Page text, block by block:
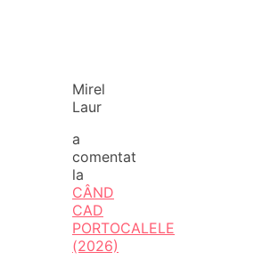
Mirel
Laur
a
comentat
la
CÂND
CAD
PORTOCALELE
(2026)